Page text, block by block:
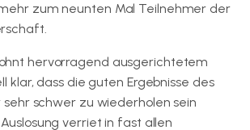
zum neunten Mal Teilnehmer der
hervorragend ausgerichtetem
klar, dass die guten Ergebnisse des
schwer zu wiederholen sein
verriet in fast allen